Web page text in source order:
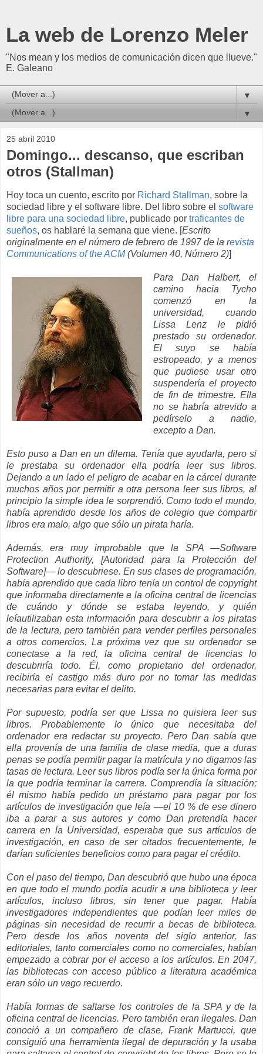
La web de Lorenzo Meler
"Nos mean y los medios de comunicación dicen que llueve."
E. Galeano
▼
▼
25 abril 2010
Domingo... descanso, que escriban
otros (Stallman)
Hoy toca un cuento, escrito por Richard Stallman, sobre la
sociedad libre y el software libre. Del libro sobre el software
libre para una sociedad libre, publicado por traficantes de
sueños, os hablaré la semana que viene. [Escrito
originalmente en el número de febrero de 1997 de la revista
Communications of the ACM(Volumen 40, Número 2)]
Para Dan Halbert, el
camino hacia Tycho
comenzó en la
universidad, cuando
Lissa Lenz le pidió
prestado su ordenador.
El suyo se había
estropeado, y a menos
que pudiese usar otro
suspendería el proyecto
de fin de trimestre. Ella
no se habría atrevido a
pedírselo a nadie,
excepto a Dan.
Esto puso a Dan en un dilema. Tenía que ayudarla, pero si
le prestaba su ordenador ella podría leer sus libros.
Dejando a un lado el peligro de acabar en la cárcel durante
muchos años por permitir a otra persona leer sus libros, al
principio la simple idea le sorprendió. Como todo el mundo,
había aprendido desde los años de colegio que compartir
libros era malo, algo que sólo un pirata haría.
Además, era muy improbable que la SPA —Software
Protection Authority, [Autoridad para la Protección del
Software]— lo descubriese. En sus clases de programación,
había aprendido que cada libro tenía un control de copyright
que informaba directamente a la oficina central de licencias
de cuándo y dónde se estaba leyendo, y quién
leíautilizaban esta información para descubrir a los piratas
de la lectura, pero también para vender perfiles personales
a otros comercios. La próxima vez que su ordenador se
conectase a la red, la oficina central de licencias lo
descubriría todo. Él, como propietario del ordenador,
recibiría el castigo más duro por no tomar las medidas
necesarias para evitar el delito.
Por supuesto, podría ser que Lissa no quisiera leer sus
libros. Probablemente lo único que necesitaba del
ordenador era redactar su proyecto. Pero Dan sabía que
ella provenía de una familia de clase media, que a duras
penas se podía permitir pagar la matrícula y no digamos las
tasas de lectura. Leer sus libros podía ser la única forma por
la que podría terminar la carrera. Comprendía la situación;
él mismo había pedido un préstamo para pagar por los
artículos de investigación que leía —el 10 % de ese dinero
iba a parar a sus autores y como Dan pretendía hacer
carrera en la Universidad, esperaba que sus artículos de
investigación, en caso de ser citados frecuentemente, le
darían suficientes beneficios como para pagar el crédito.
Con el paso del tiempo, Dan descubrió que hubo una época
en que todo el mundo podía acudir a una biblioteca y leer
artículos, incluso libros, sin tener que pagar. Había
investigadores independientes que podían leer miles de
páginas sin necesidad de recurrir a becas de biblioteca.
Pero desde los años noventa del siglo anterior, las
editoriales, tanto comerciales como no comerciales, habían
empezado a cobrar por el acceso a los artículos. En 2047,
las bibliotecas con acceso público a literatura académica
eran sólo un vago recuerdo.
Había formas de saltarse los controles de la SPA y de la
oficina central de licencias. Pero también eran ilegales. Dan
conoció a un compañero de clase, Frank Martucci, que
consiguió una herramienta ilegal de depuración y la usaba